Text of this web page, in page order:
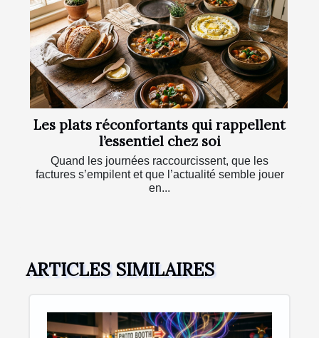
Les plats réconfortants qui rappellent
l’essentiel chez soi
Quand les journées raccourcissent, que les
factures s’empilent et que l’actualité semble jouer
en...
ARTICLES SIMILAIRES